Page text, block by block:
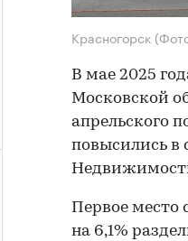
Красногорск
В мае 2025
Московской
апрельского
повысились в
Первое место
на 6,1%